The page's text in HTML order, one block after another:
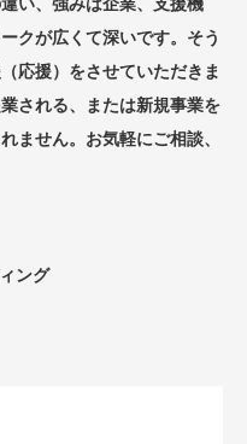
クが広くて深いです。そう
応援）をさせていただきま
される、または新規事業を
ません。お気軽にご相談、
ング